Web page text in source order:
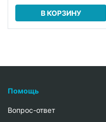
В КОРЗИНУ
Помощь
Вопрос-ответ